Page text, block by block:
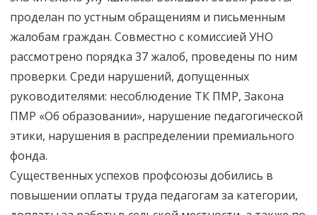
проделан по устным обращениям и письменным
жалобам граждан. Совместно с комиссией УНО
рассмотрено порядка 37 жалоб, проведены по ним
проверки. Среди нарушений, допущенных
руководителями: несоблюдение ТК ПМР, Закона
ПМР «Об образовании», нарушение педагогической
этики, нарушения в распределении премиального
фонда.
Существенных успехов профсоюзы добились в
повышении оплаты труда педагогам за категории,